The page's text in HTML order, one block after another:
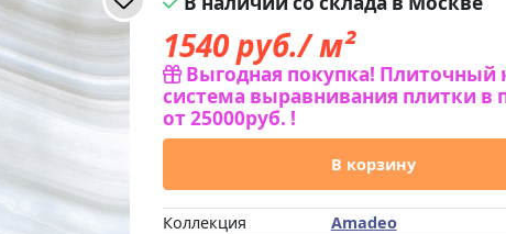
1540руб./ м²
Выгодная покупка! Плиточный
система выравнивания плитки в
от 25000руб. !
В корзину
Коллекция
Amadeo